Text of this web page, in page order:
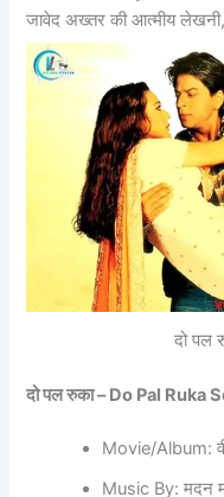
जावेद अख्तर की आत्मीय
दो पल
दो पल रुका –Do Pal Ruka
Movie/Album:
Music By: मदन